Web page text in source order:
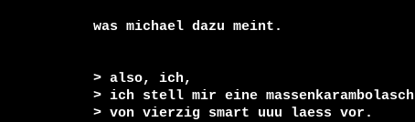
was michael dazu meint.
> also, ich,
> ich stell mir eine massenkarambolasch
> von vierzig smart uuu laess vor.